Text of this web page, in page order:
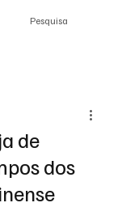
Pesquisa
de
dos